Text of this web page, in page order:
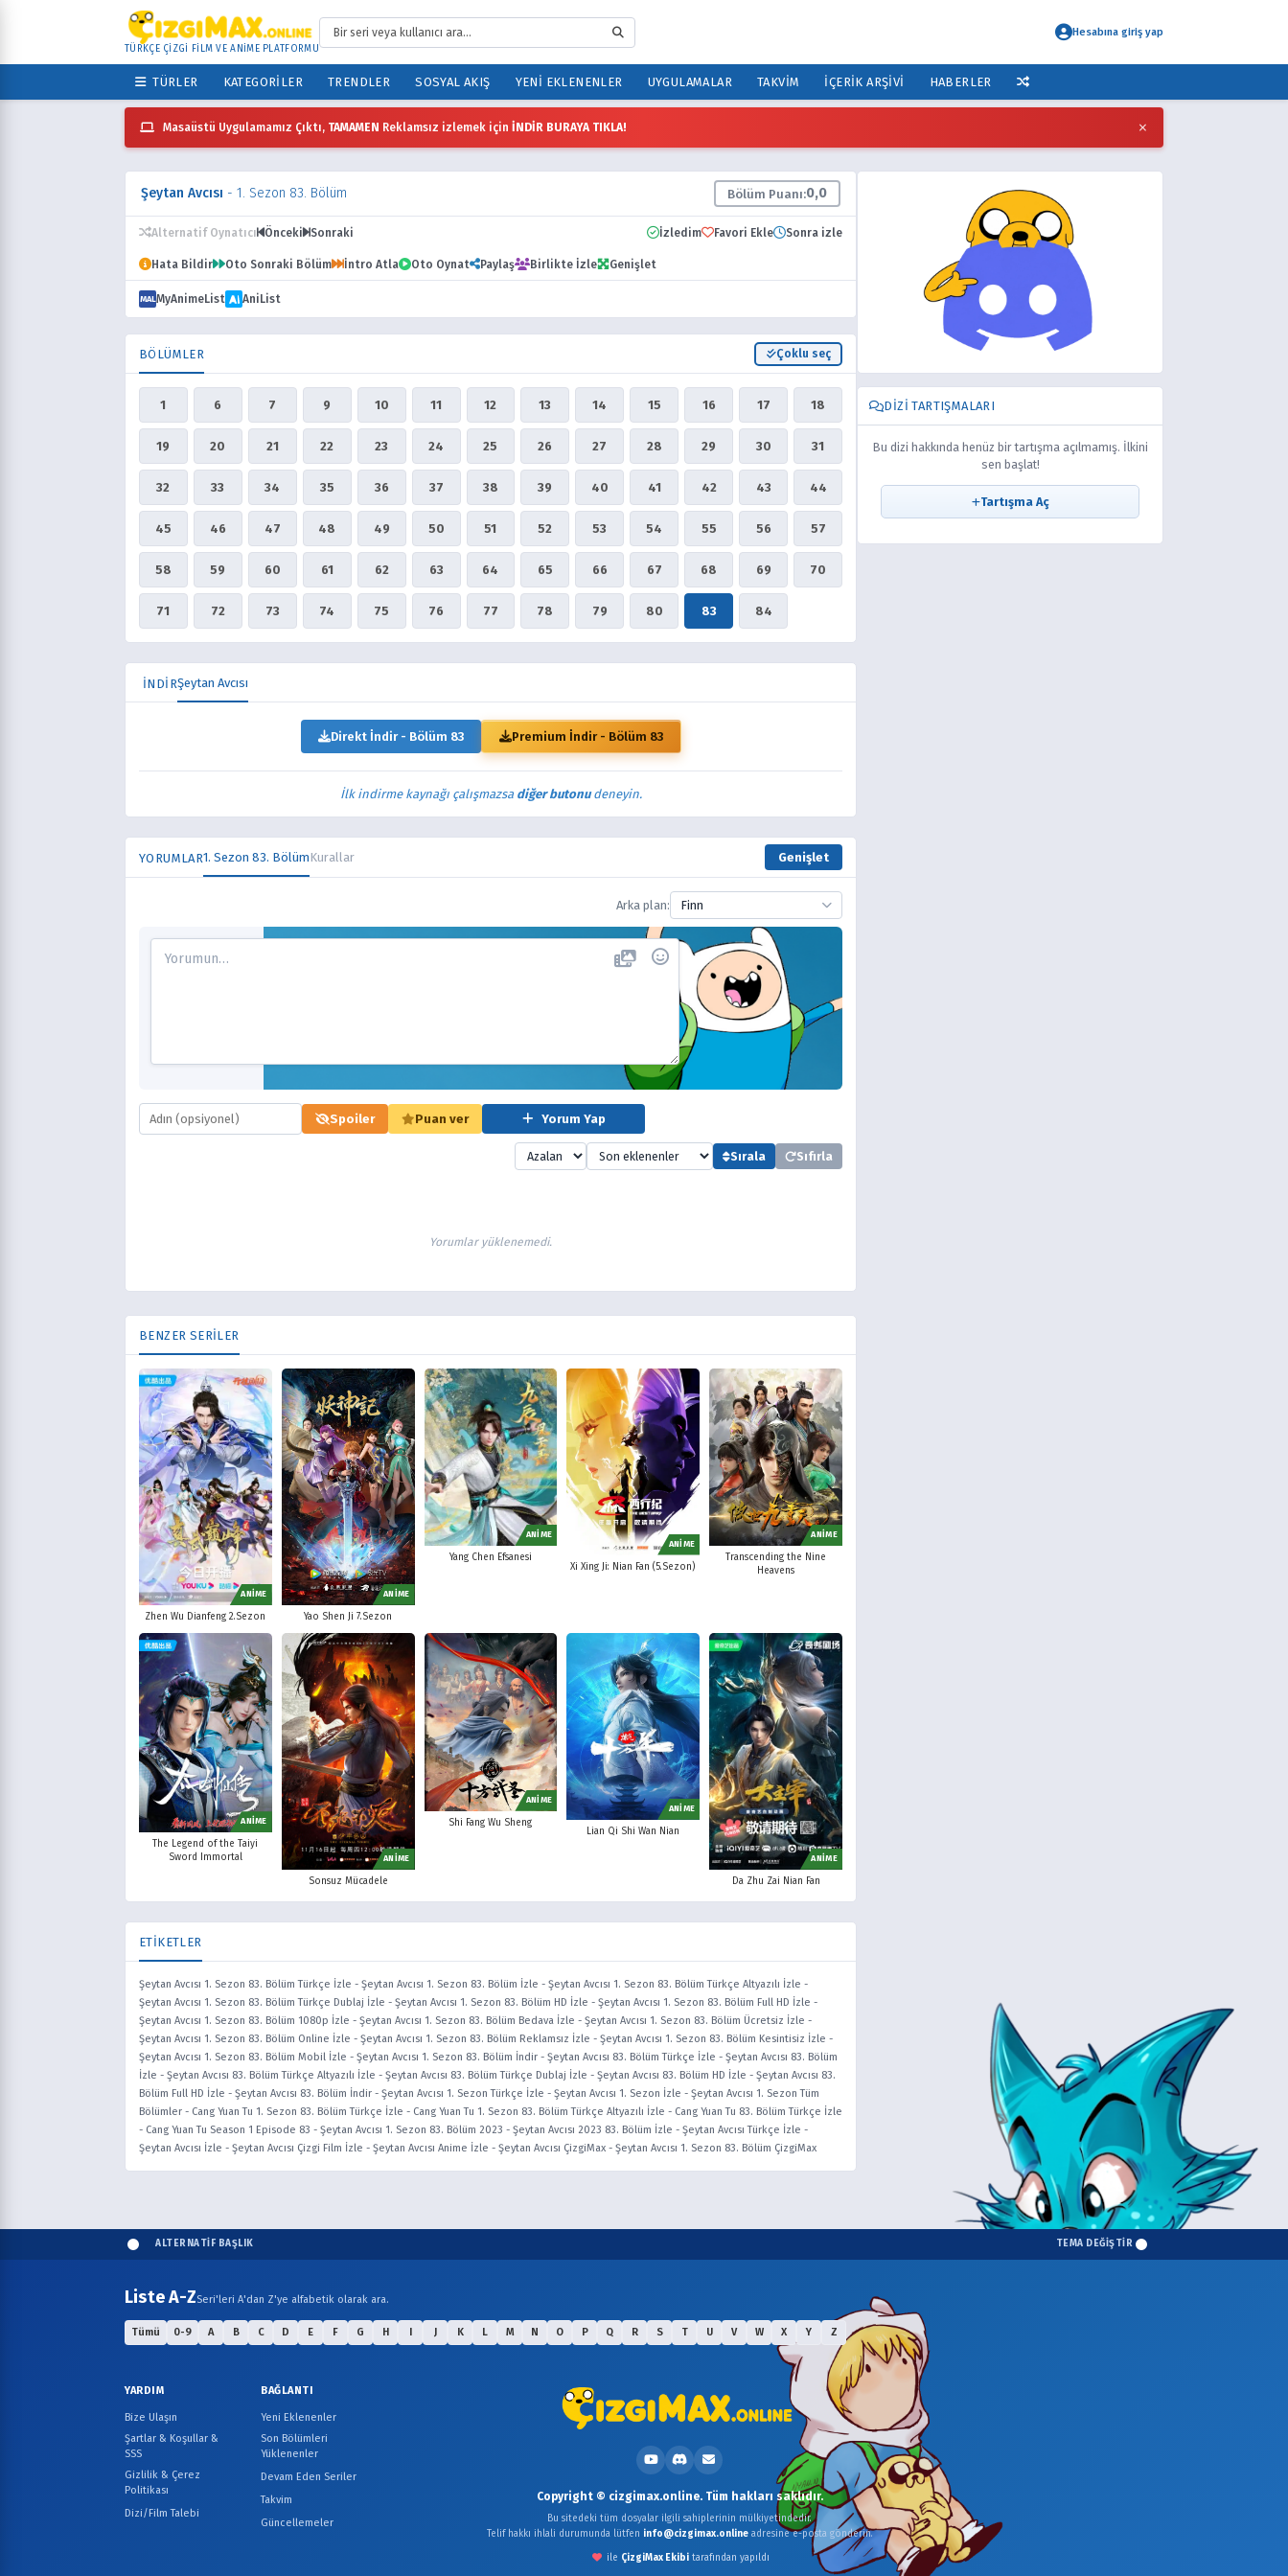
TÜRKÇE ÇİZGİ FİLM VE ANİME PLATFORMU
Hesabına giriş yap
TÜRLER KATEGORILER TRENDLER SOSYAL AKIŞ YENI EKLENENLER UYGULAMALAR TAKVIM İÇERIK ARŞIVI HABERLER
Masaüstü Uygulamamız Çıktı, TAMAMEN Reklamsız izlemek için İNDİR BURAYA TIKLA! ×
Şeytan Avcısı - 1. Sezon 83. Bölüm Bölüm Puanı:0,0
Alternatif Oynatıcı Önceki Sonraki İzledim Favori Ekle Sonra izle
Hata Bildir Oto Sonraki Bölüm İntro Atla Oto Oynat Paylaş Birlikte İzle Genişlet
MALMyAnimeList AniList
BÖLÜMLER Çoklu seç
1 6 7 9 10 11 12 13 14 15 16 17 18
19 20 21 22 23 24 25 26 27 28 29 30 31
32 33 34 35 36 37 38 39 40 41 42 43 44
45 46 47 48 49 50 51 52 53 54 55 56 57
58 59 60 61 62 63 64 65 66 67 68 69 70
71 72 73 74 75 76 77 78 79 80 83 84
İNDİRŞeytan Avcısı
Direkt İndir - Bölüm 83 Premium İndir - Bölüm 83
İlk indirme kaynağı çalışmazsa diğer butonudeneyin.
YORUMLAR1. Sezon 83. BölümKurallar Genişlet
Arka plan: Finn
Spoiler Puan ver Yorum Yap
Sırala Sıfırla
Yorumlar yüklenemedi.
BENZER SERİLER
ANİME
Zhen Wu Dianfeng 2.Sezon
ANİME
Yao Shen Ji 7.Sezon
ANİME
Yang Chen Efsanesi
ANİME
Xi Xing Ji: Nian Fan (5.Sezon)
ANİME
Transcending the Nine
Heavens
ANİME
The Legend of the Taiyi
Sword Immortal
ANİME
Sonsuz Mücadele
ANİME
Shi Fang Wu Sheng
ANİME
Lian Qi Shi Wan Nian
ANİME
Da Zhu Zai Nian Fan
ETİKETLER
Şeytan Avcısı 1. Sezon 83. Bölüm Türkçe İzle - Şeytan Avcısı 1. Sezon 83. Bölüm İzle - Şeytan Avcısı 1. Sezon 83. Bölüm Türkçe Altyazılı İzle -
Şeytan Avcısı 1. Sezon 83. Bölüm Türkçe Dublaj İzle - Şeytan Avcısı 1. Sezon 83. Bölüm HD İzle - Şeytan Avcısı 1. Sezon 83. Bölüm Full HD İzle -
Şeytan Avcısı 1. Sezon 83. Bölüm 1080p İzle - Şeytan Avcısı 1. Sezon 83. Bölüm Bedava İzle - Şeytan Avcısı 1. Sezon 83. Bölüm Ücretsiz İzle -
Şeytan Avcısı 1. Sezon 83. Bölüm Online İzle - Şeytan Avcısı 1. Sezon 83. Bölüm Reklamsız İzle - Şeytan Avcısı 1. Sezon 83. Bölüm Kesintisiz İzle -
Şeytan Avcısı 1. Sezon 83. Bölüm Mobil İzle - Şeytan Avcısı 1. Sezon 83. Bölüm İndir - Şeytan Avcısı 83. Bölüm Türkçe İzle - Şeytan Avcısı 83. Bölüm
İzle - Şeytan Avcısı 83. Bölüm Türkçe Altyazılı İzle - Şeytan Avcısı 83. Bölüm Türkçe Dublaj İzle - Şeytan Avcısı 83. Bölüm HD İzle - Şeytan Avcısı 83.
Bölüm Full HD İzle - Şeytan Avcısı 83. Bölüm İndir - Şeytan Avcısı 1. Sezon Türkçe İzle - Şeytan Avcısı 1. Sezon İzle - Şeytan Avcısı 1. Sezon Tüm
Bölümler - Cang Yuan Tu 1. Sezon 83. Bölüm Türkçe İzle - Cang Yuan Tu 1. Sezon 83. Bölüm Türkçe Altyazılı İzle - Cang Yuan Tu 83. Bölüm Türkçe İzle
- Cang Yuan Tu Season 1 Episode 83 - Şeytan Avcısı 1. Sezon 83. Bölüm 2023 - Şeytan Avcısı 2023 83. Bölüm İzle - Şeytan Avcısı Türkçe İzle -
Şeytan Avcısı İzle - Şeytan Avcısı Çizgi Film İzle - Şeytan Avcısı Anime İzle - Şeytan Avcısı ÇizgiMax - Şeytan Avcısı 1. Sezon 83. Bölüm ÇizgiMax
DIZI TARTIŞMALARI
Bu dizi hakkında henüz bir tartışma açılmamış. İlkini
sen başlat!
Tartışma Aç
ALTERNATİF BAŞLIK TEMA DEĞİŞTİR
Liste A-ZSeri'leri A'dan Z'ye alfabetik olarak ara.
Tümü 0-9 A B C D E F G H I J K L M N O P Q R S T U V W X Y Z
YARDIM
Bize Ulaşın
Şartlar & Koşullar &
SSS
Gizlilik & Çerez
Politikası
Dizi/Film Talebi
BAĞLANTI
Yeni Eklenenler
Son Bölümleri
Yüklenenler
Devam Eden Seriler
Takvim
Güncellemeler
Copyright © cizgimax.online. Tüm hakları saklıdır.
Bu sitedeki tüm dosyalar ilgili sahiplerinin mülkiyetindedir.
Telif hakkı ihlali durumunda lütfen info@cizgimax.onlineadresine e-posta gönderin.
ile ÇizgiMax Ekibitarafından yapıldı